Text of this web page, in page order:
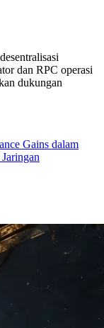
dan RPC operasi
dukungan
Gains dalam